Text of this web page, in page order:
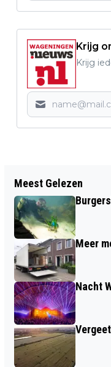
Krijg
Krijg
KERK KOMT
Meest Gelezen
Meer
Nacht